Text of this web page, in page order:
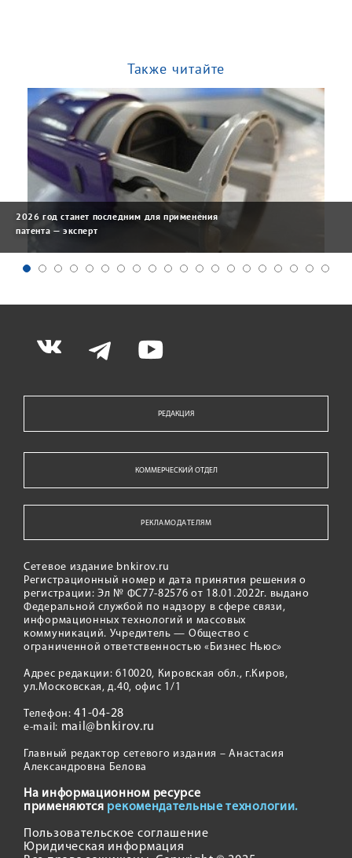
Также читайте
2026 год станет последним для применения
патента — эксперт
РЕДАКЦИЯ
КОММЕРЧЕСКИЙ ОТДЕЛ
РЕКЛАМОДАТЕЛЯМ
Сетевое издание bnkirov.ru
Регистрационный номер и дата принятия решения о
регистрации: Эл № ФС77-82576 от 18.01.2022г. выдано
Федеральной службой по надзору в сфере связи,
информационных технологий и массовых
коммуникаций. Учредитель — Общество с
ограниченной ответственностью «Бизнес Ньюс»
Адрес редакции: 610020, Кировская обл., г.Киров,
ул.Московская, д.40, офис 1/1
Телефон:41-04-28
e-mail: mail@bnkirov.ru
Главный редактор сетевого издания – Анастасия
Александровна Белова
На информационном ресурсе
применяются рекомендательные технологии.
Пользовательское соглашение
Юридическая информация